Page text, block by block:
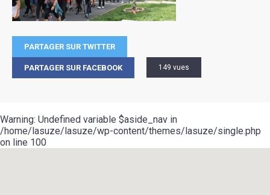
PARTAGER SUR TWITTER
PARTAGER SUR FACEBOOK 149 vues
Warning: Undefined variable $aside_nav in
/home/lasuze/lasuze/wp-content/themes/lasuze/single.php
on line 100